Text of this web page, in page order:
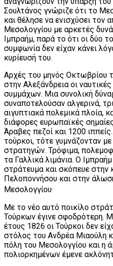
Σουλτάνος γνώριζε ότι το
και θέλησε να ενισχύσει τον
Μεσολογγίου με αρκετές
Ιμπραήμ, παρά το ότι οι δύο
συμφωνία δεν είχαν κάνει
κυρίευσή του.
Αρχές του μηνός Οκτωβρίου
στην Αλεξάνδρεια οι
συμμάχων. Μια συνολική
συναποτελούσαν αλγερινά,
αιγυπτιακά πολεμικά πλοία,
διάφορες ευρωπαϊκές
Άραβες πεζοί και 1200
τούρκοι, τότε γυμνάζονταν
στρατηγών. Τρόφιμα,
τα Γαλλικά λιμάνια. Ο
στράτευμα και σκόπευε στην
Πελοποννήσου και στην
Μεσολογγίου.
Με το νέο αυτό ποικίλο
Τούρκων έγινε σφοδρότερη.
έτους 1826 οι Τούρκοι δεν
στόλος του Ανδρέα Μιαούλη
πόλη του Μεσολογγίου και η
πολιορκημένων έμενε